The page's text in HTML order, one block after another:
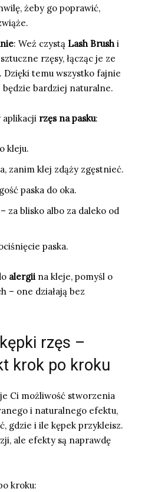
żeby go poprawić,
: Weź czystą Lash Brush i
rzęsy, łącząc je ze
temu wszystko fajnie
bardziej naturalne.
aplikacji rzęs na pasku:
kleju.
zanim klej zdąży zgęstnieć.
paska do oka.
za blisko albo za daleko od
paska.
alergii na kleje, pomyśl o
– one działają bez
rzęs –
krok po kroku
Ci możliwość stworzenia
i naturalnego efektu,
gdzie i ile kępek przykleisz.
ale efekty są naprawdę
kroku: